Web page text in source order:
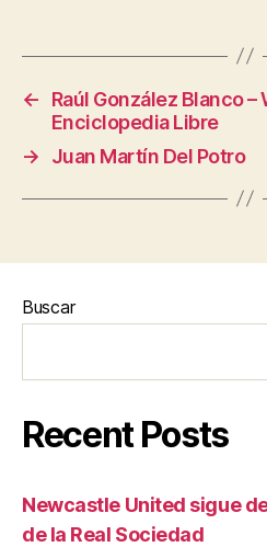
←
Raúl González Blanco –
Enciclopedia Libre
→
Juan Martín Del Potro
Buscar
Recent Posts
Newcastle United sigue
de la Real Sociedad